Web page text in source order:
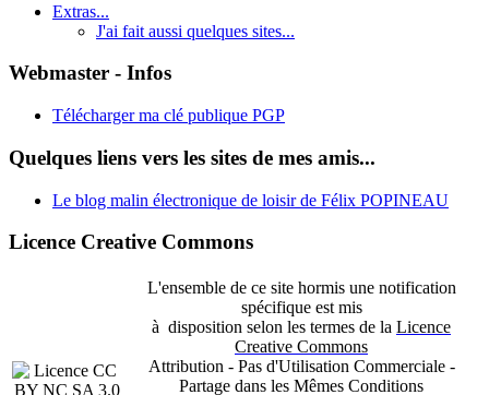
Extras...
J'ai fait aussi quelques sites...
Webmaster - Infos
Télécharger ma clé publique PGP
Quelques liens vers les sites de mes amis...
Le blog malin électronique de loisir de Félix POPINEAU
Licence Creative Commons
L'ensemble de ce site hormis une notification
spécifique est mis
à disposition selon les termes de la Licence
Creative Commons
Attribution - Pas d'Utilisation Commerciale -
Partage dans les Mêmes Conditions